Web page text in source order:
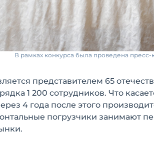
В рамках конкурса была проведена
представителем 65
1 200 сотрудников. Что
4 года после этого
погрузчики занимают